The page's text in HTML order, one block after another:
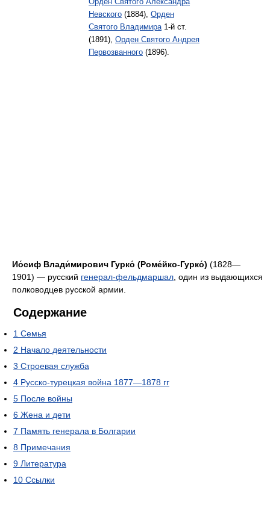
Невского (1884), Орден
Святого Владимира1-й ст.
(1891), Орден Святого Андрея
Первозванного (1896).
Ио́сиф Влади́мирович Гурко́ (Роме́йко-Гурко́) (1828—
1901) — русский генерал-фельдмаршал , один из выдающихся
полководцев русской армии.
Содержание
1 Семья
2 Начало деятельности
3 Строевая служба
4 Русско-турецкая война 1877—1878 гг
5 После войны
6 Жена и дети
7 Память генерала в Болгарии
8 Примечания
9 Литература
10 Ссылки